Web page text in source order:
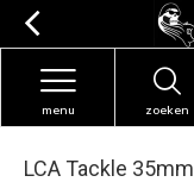
zoeken
menu
LCA Tackle